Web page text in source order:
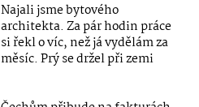
Najali jsme bytového
architekta. Za pár hodin práce
si řekl o víc, než já vydělám za
měsíc. Prý se držel při zemi